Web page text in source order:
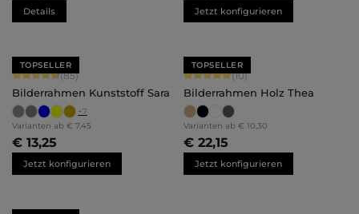
Details Jetzt konfigurieren
TOPSELLER
Durchschnittliche Bewertung von 4.71 von 5 Sternen
(85)
Bilderrahmen Kunststoff Sara
+7
Varianten ab € 7,45
€ 13,25
Jetzt konfigurieren
TOPSELLER
Durchschnittliche Bewertung von 5
(10)
Bilderrahmen Holz Thea
Varianten ab € 10,30
€ 22,15
Jetzt konfigurieren